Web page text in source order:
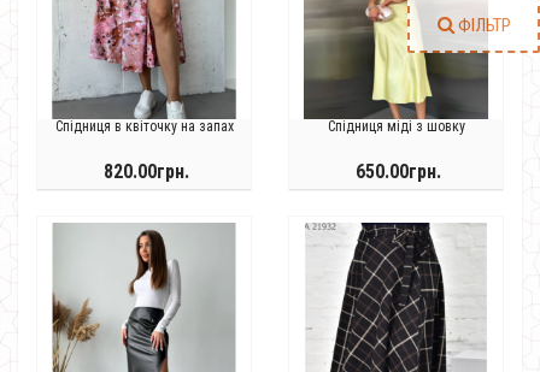
ФІЛЬТР
Спідниця в квіточку на запах
820.00грн.
Спідниця міді з шовку
650.00грн.